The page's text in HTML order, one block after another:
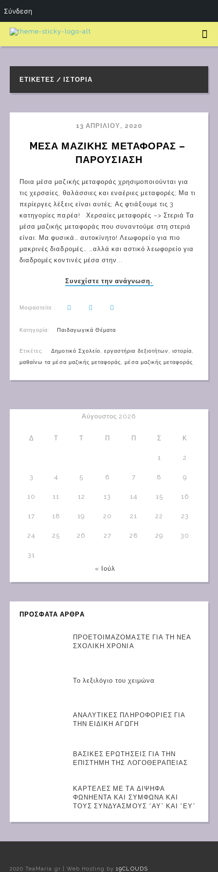
ΕΤΙΚΈΤΕΣ / ΙΣΤΟΡΊΑ
13 ΑΠΡΙΛΊΟΥ, 2020
MΈΣΑ ΜΑΖΙΚΉΣ ΜΕΤΑΦΟΡΆΣ –
ΠΑΡΟΥΣΊΑΣΗ
Ποια μέσα μαζικής μεταφοράς χρησιμοποιούνται για
τις χερσαίες, θαλάσσιες και εναέριες μεταφορές; Μα τι
περίεργες λέξεις είναι αυτές; Ας φτιάξουμε τις 3
κατηγορίες παρέα! Χερσαίες μεταφορές –> Στεριά Τα
μέσα μαζικής μεταφοράς που συναντούμε στη στεριά
είναι: Μα φυσικά… αυτοκίνητο! Λεωφορείο για πιο
μακρινές διαδρομές… …αλλά και αστικό λεωφορείο για
διαδρομές κοντινές μέσα στην...
Συνεχίστε την ανάγνωση.
Μοιραστείτε.:
Κατηγορία: Παιδαγωγικά Θέματα
Ετικέτες: Δημοτικό Σχολείο,εργαστήρια δεξιοτήτων ,ιστορία,
μαθαίνω τα μέσα μαζικής μεταφοράς,μέσα μαζικής μεταφοράς
Αύγουστος 2026
Δ Τ Τ Π Π Σ Κ
1 2
3 4 5 6 7 8 9
10 11 12 13 14 15 16
17 18 19 20 21 22 23
24 25 26 27 28 29 30
31
« Ιούλ
ΠΡΟΣΦΑΤΑ ΑΡΘΡΑ
ΠΡΟΕΤΟΙΜΑΖΟΜΑΣΤΕ ΓΙΑ ΤΗ ΝΕΑ
ΣΧΟΛΙΚΗ ΧΡΟΝΙΑ
Το λεξιλόγιο του χειμώνα
ΑΝΑΛΥΤΙΚΕΣ ΠΛΗΡΟΦΟΡΙΕΣ ΓΙΑ
ΤΗΝ ΕΙΔΙΚΗ ΑΓΩΓΗ
ΒΑΣΙΚΕΣ ΕΡΩΤΗΣΕΙΣ ΓΙΑ ΤΗΝ
ΕΠΙΣΤΗΜΗ ΤΗΣ ΛΟΓΟΘΕΡΑΠΕΙΑΣ
ΚΑΡΤΕΛΕΣ ΜΕ ΤΑ ΔΙΨΗΦΑ
ΦΩΝΗΕΝΤΑ ΚΑΙ ΣΥΜΦΩΝΑ ΚΑΙ
ΤΟΥΣ ΣΥΝΔΥΑΣΜΟΥΣ “ΑΥ” ΚΑΙ “ΕΥ”
2020 TeaMaria.gr | Web Hosting by19CLOUDS
Σύνδεση